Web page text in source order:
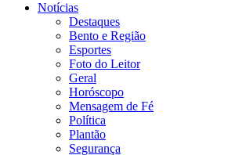
Notícias
Destaques
Bento e Região
Esportes
Foto do Leitor
Geral
Horóscopo
Mensagem de Fé
Política
Plantão
Segurança